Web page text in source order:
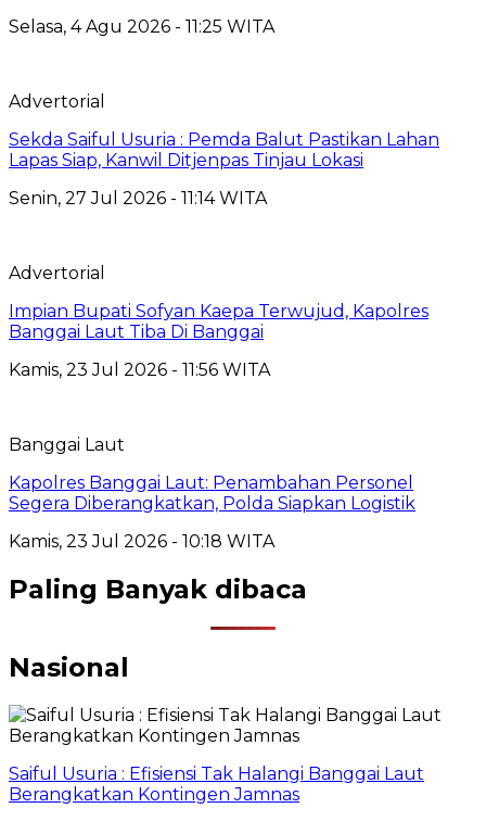
Selasa, 4 Agu 2026 - 11:25 WITA
Advertorial
Sekda Saiful Usuria : Pemda Balut Pastikan Lahan
Lapas Siap, Kanwil Ditjenpas Tinjau Lokasi
Senin, 27 Jul 2026 - 11:14 WITA
Advertorial
Impian Bupati Sofyan Kaepa Terwujud, Kapolres
Banggai Laut Tiba Di Banggai
Kamis, 23 Jul 2026 - 11:56 WITA
Banggai Laut
Kapolres Banggai Laut: Penambahan Personel
Segera Diberangkatkan, Polda Siapkan Logistik
Kamis, 23 Jul 2026 - 10:18 WITA
Paling Banyak dibaca
Nasional
Saiful Usuria : Efisiensi Tak Halangi Banggai Laut
Berangkatkan Kontingen Jamnas